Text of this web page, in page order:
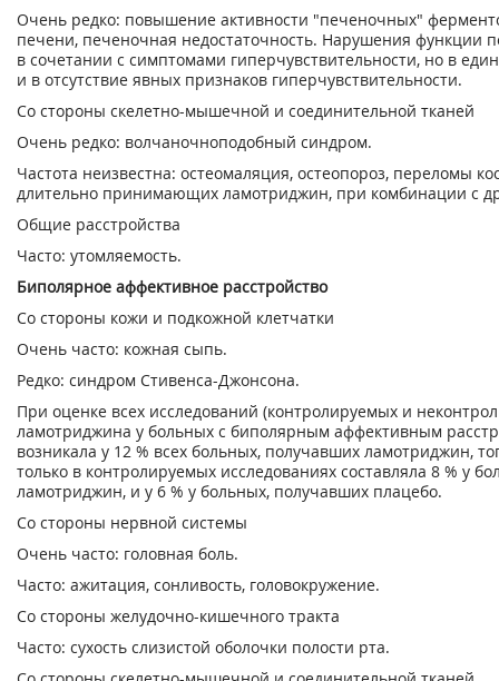
Очень редко: повышение активности "печеночных"
печени, печеночная недостаточность. Нарушения функции
в сочетании с симптомами гиперчувствительности, но в
и в отсутствие явных признаков гиперчувствительности.
Со стороны скелетно-мышечной и соединительной тканей
Очень редко: волчаночноподобный синдром.
Частота неизвестна: остеомаляция, остеопороз, переломы
длительно принимающих ламотриджин, при комбинации с
Общие расстройства
Часто: утомляемость.
Биполярное аффективное расстройство
Со стороны кожи и подкожной клетчатки
Очень часто: кожная сыпь.
Редко: синдром Стивенса-Джонсона.
При оценке всех исследований (контролируемых и
ламотриджина у больных с биполярным аффективным
возникала у 12 % всех больных, получавших ламотриджин,
только в контролируемых исследованиях составляла 8 % у
ламотриджин, и у 6 % у больных, получавших плацебо.
Со стороны нервной системы
Очень часто: головная боль.
Часто: ажитация, сонливость, головокружение.
Со стороны желудочно-кишечного тракта
Часто: сухость слизистой оболочки полости рта.